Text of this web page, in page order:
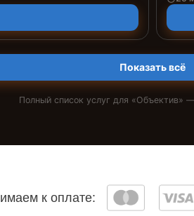
Показать всё
Полный список услуг для «Объектив» —
к оплате: